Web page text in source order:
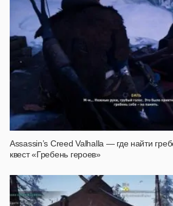
Assassin’s Creed Valhalla — где найти
квест «Гребень героев»